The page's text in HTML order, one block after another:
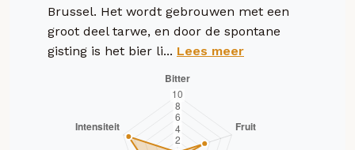
Brussel. Het wordt gebrouwen met een
groot deel tarwe, en door de spontane
gisting is het bier li... Lees meer